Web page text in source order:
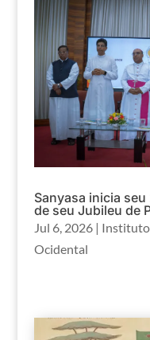
Sanyasa inicia
de seu Jubileu de
Jul 6, 2026|
Ocidental